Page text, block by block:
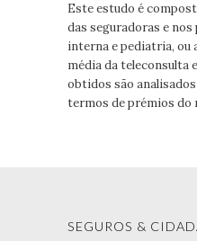
Este estudo é
das seguradoras e
interna e pediatria, ou
média da teleconsulta
obtidos são
termos de prémios do
SEGUROS &